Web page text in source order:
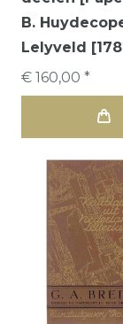
B.
Lelyveld
€ 160,00 *